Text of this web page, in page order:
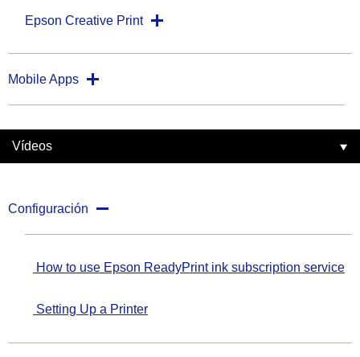
Epson Creative Print
Mobile Apps
Vídeos
Configuración
How to use Epson ReadyPrint ink subscription service
Setting Up a Printer